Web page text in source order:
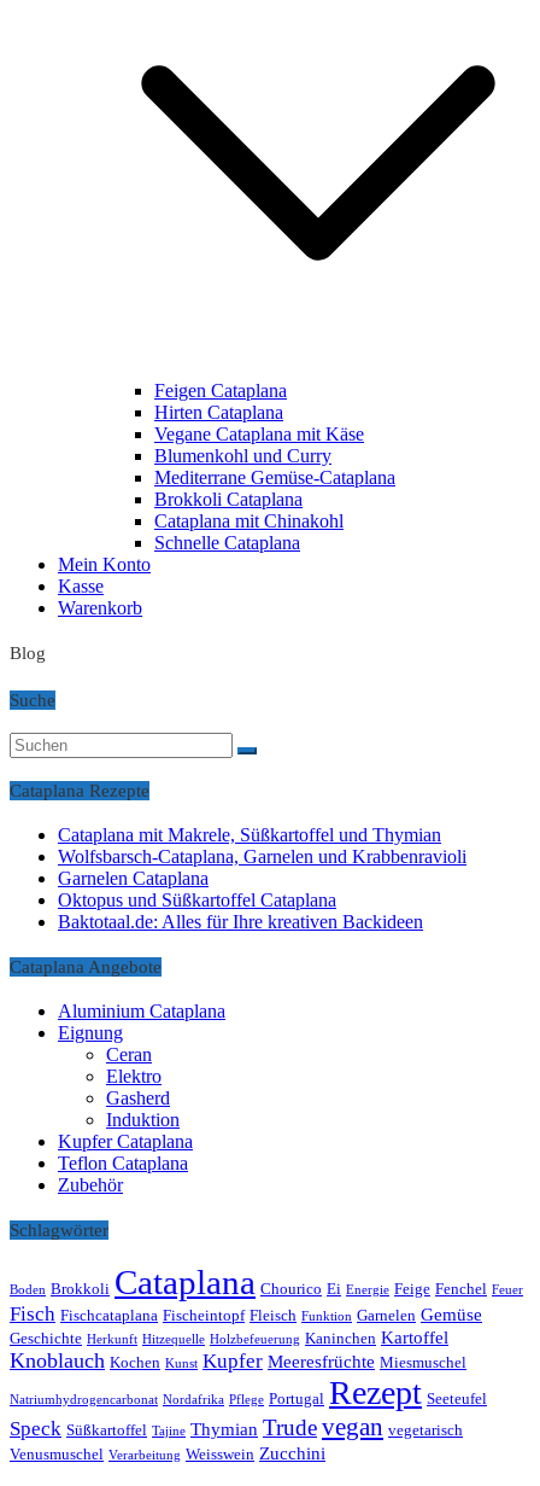
Feigen Cataplana
Hirten Cataplana
Vegane Cataplana mit Käse
Blumenkohl und Curry
Mediterrane Gemüse-Cataplana
Brokkoli Cataplana
Cataplana mit Chinakohl
Schnelle Cataplana
Mein Konto
Kasse
Warenkorb
Blog
Suche
Cataplana Rezepte
Cataplana mit Makrele, Süßkartoffel und Thymian
Wolfsbarsch-Cataplana, Garnelen und Krabbenravioli
Garnelen Cataplana
Oktopus und Süßkartoffel Cataplana
Baktotaal.de: Alles für Ihre kreativen Backideen
Cataplana Angebote
Aluminium Cataplana
Eignung
Ceran
Elektro
Gasherd
Induktion
Kupfer Cataplana
Teflon Cataplana
Zubehör
Schlagwörter
Boden Brokkoli Cataplana Chourico Ei Energie Feige Fenchel Feuer
Fisch Fischcataplana Fischeintopf Fleisch Funktion Garnelen Gemüse
Geschichte Herkunft Hitzequelle Holzbefeuerung Kaninchen Kartoffel
Knoblauch Kochen Kunst Kupfer Meeresfrüchte Miesmuschel
Natriumhydrogencarbonat Nordafrika Pflege Portugal Rezept Seeteufel
Speck Süßkartoffel Tajine Thymian Trudevegan vegetarisch
Venusmuschel Verarbeitung Weisswein Zucchini